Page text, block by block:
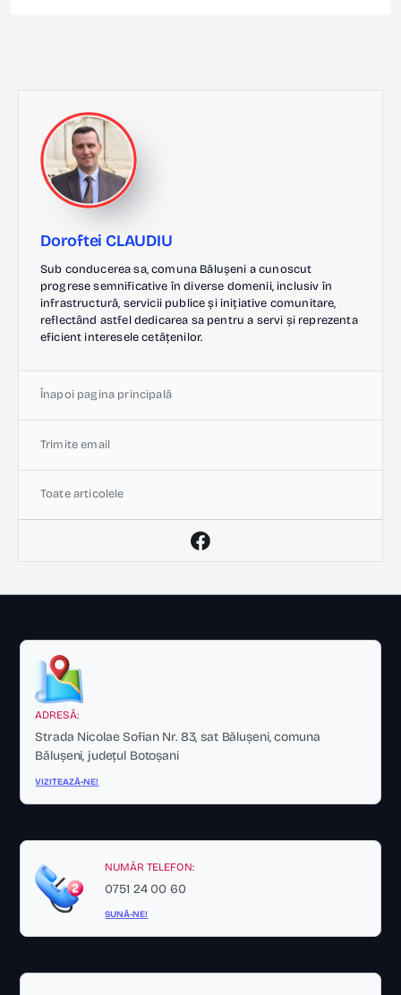
Doroftei CLAUDIU
Sub conducerea sa, comuna Bălușeni a cunoscut
progrese semnificative în diverse domenii, inclusiv în
infrastructură, servicii publice și inițiative comunitare,
reflectând astfel dedicarea sa pentru a servi și reprezenta
eficient interesele cetățenilor.
Înapoi pagina principală
Trimite email
Toate articolele
ADRESĂ:
Strada Nicolae Sofian Nr. 83, sat Bălușeni, comuna
Bălușeni, județul Botoșani
VIZITEAZĂ-NE!
NUMĂR TELEFON:
0751 24 00 60
SUNĂ-NE!